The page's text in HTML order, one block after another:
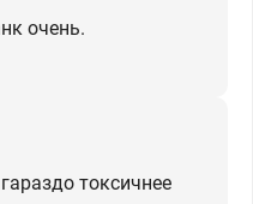
очень.
токсичнее